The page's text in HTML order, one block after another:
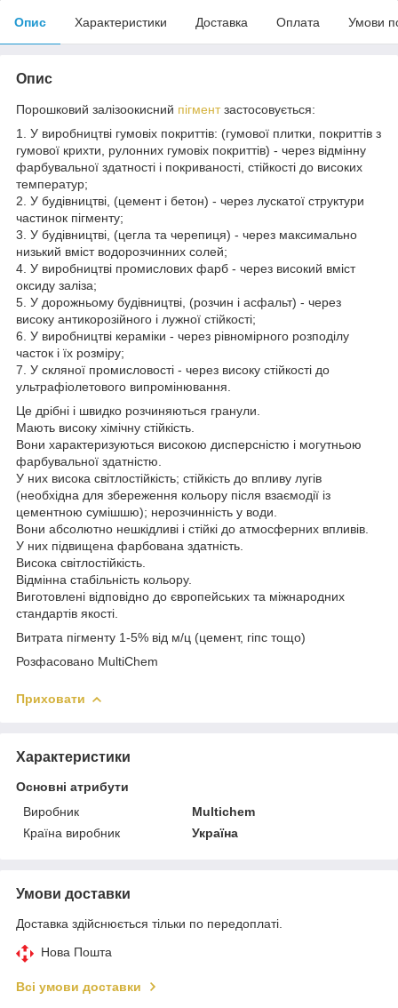
Опис Характеристики Доставка Оплата Умови
Опис
Порошковий залізоокисний пігментзастосовується:
1. У виробництві гумовіх покриттів: (гумової плитки, покриттів з
гумової крихти, рулонних гумовіх покриттів) - через відмінну
фарбувальної здатності і покриваності, стійкості до високих
температур;
2. У будівництві, (цемент і бетон) - через лускатої структури
частинок пігменту;
3. У будівництві, (цегла та черепиця) - через максимально
низький вміст водорозчинних солей;
4. У виробництві промислових фарб - через високий вміст
оксиду заліза;
5. У дорожньому будівництві, (розчин і асфальт) - через
високу антикорозійного і лужної стійкості;
6. У виробництві кераміки - через рівномірного розподілу
часток і їх розміру;
7. У скляної промисловості - через високу стійкості до
ультрафіолетового випромінювання.
Це дрібні і швидко розчиняються гранули.
Мають високу хімічну стійкість.
Вони характеризуються високою дисперсністю і могутньою
фарбувальної здатністю.
У них висока світлостійкість; стійкість до впливу лугів
(необхідна для збереження кольору після взаємодії із
цементною сумішшю); нерозчинність у води.
Вони абсолютно нешкідливі і стійкі до атмосферних впливів.
У них підвищена фарбована здатність.
Висока світлостійкість.
Відмінна стабільність кольору.
Виготовлені відповідно до європейських та міжнародних
стандартів якості.
Витрата пігменту 1-5% від м/ц (цемент, гіпс тощо)
Розфасовано MultiChem
Приховати
Характеристики
Основні атрибути
Виробник
Multichem
Країна виробник
Україна
Умови доставки
Доставка здійснюється тільки по передоплаті.
Нова Пошта
Всі умови доставки